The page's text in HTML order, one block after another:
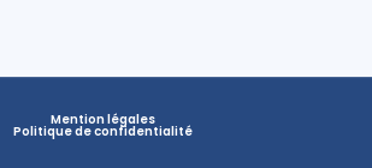
Mention légales
Politique de confidentialité